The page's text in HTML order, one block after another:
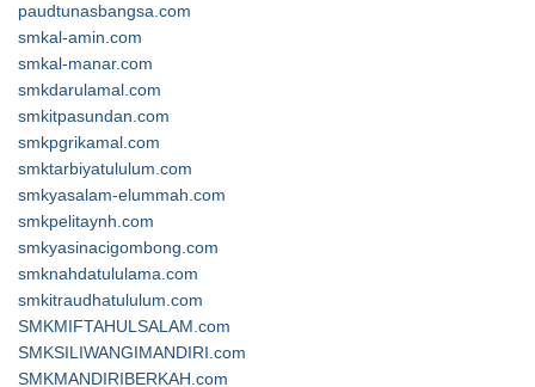
paudtunasbangsa.com
smkal-amin.com
smkal-manar.com
smkdarulamal.com
smkitpasundan.com
smkpgrikamal.com
smktarbiyatululum.com
smkyasalam-elummah.com
smkpelitaynh.com
smkyasinacigombong.com
smknahdatululama.com
smkitraudhatululum.com
SMKMIFTAHULSALAM.com
SMKSILIWANGIMANDIRI.com
SMKMANDIRIBERKAH.com